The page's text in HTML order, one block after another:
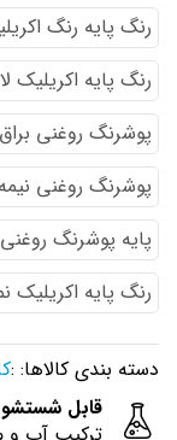
رنگ پایه رنگ
رنگ پایه اكريليك
پوشرنگ روغنی
پوشرنگ روغنی
پایه پوشرنگ
رنگ پایه اکریلیک
دسته بندی کالاها: :
قابل